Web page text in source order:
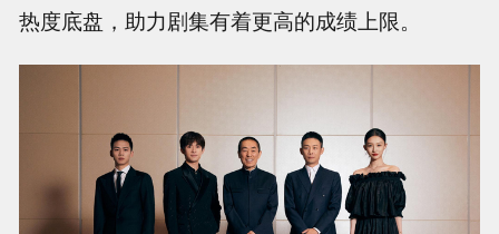
热度底盘，助力剧集有着更高的成绩上限。